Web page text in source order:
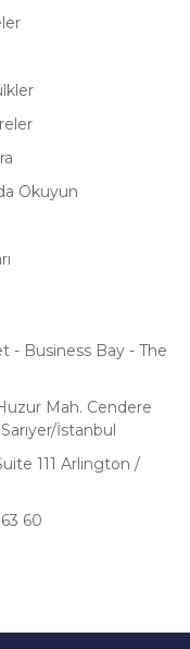
Okuyun
- Business Bay - The
Mah. Cendere
İstanbul
111 Arlington /
60